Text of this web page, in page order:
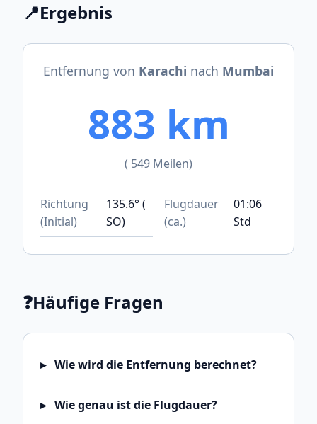
📍Ergebnis
Entfernung von Karachi nach Mumbai
883 km
( 549 Meilen)
Richtung
(Initial)
135.6° (
SO)
Flugdauer
(ca.)
01:06
Std
❓Häufige Fragen
Wie wird die Entfernung berechnet?
Wie genau ist die Flugdauer?